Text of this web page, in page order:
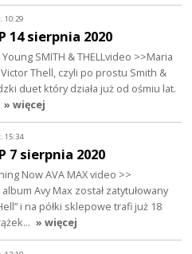
10:29
14 sierpnia 2020
SMITH & THELLvideo >>Maria
Victor Thell, czyli po prostu Smith &
duet który działa już od ośmiu lat.
» więcej
15:34
7 sierpnia 2020
Now AVA MAX video >>
Avy Max został zatytułowany
i na półki sklepowe trafi już 18
» więcej